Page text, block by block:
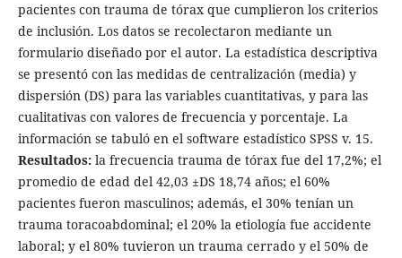
pacientes con trauma de tórax que cumplieron los criterios
de inclusión. Los datos se recolectaron mediante un
formulario diseñado por el autor. La estadística descriptiva
se presentó con las medidas de centralización (media) y
dispersión (DS) para las variables cuantitativas, y para las
cualitativas con valores de frecuencia y porcentaje. La
información se tabuló en el software estadístico SPSS v. 15.
Resultados:la frecuencia trauma de tórax fue del 17,2%; el
promedio de edad del 42,03 ±DS 18,74 años; el 60%
pacientes fueron masculinos; además, el 30% tenían un
trauma toracoabdominal; el 20% la etiología fue accidente
laboral; y el 80% tuvieron un trauma cerrado y el 50% de